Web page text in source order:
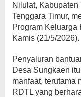
Nilulat, Kabupaten
Tenggara Timur,
Program Keluarga
Kamis (21/5/2026).
Penyaluran
Desa Sungkaen
manfaat, terutama
RDTL yang